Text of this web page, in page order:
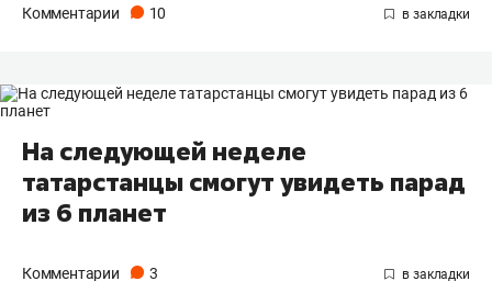
Комментарии 10
На следующей неделе
татарстанцы смогут увидеть парад
из 6 планет
Комментарии 3